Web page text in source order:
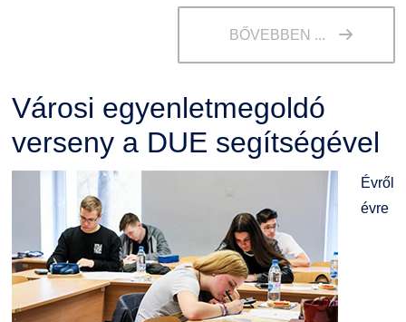
BŐVEBBEN ...
Városi egyenletmegoldó
verseny a DUE segítségével
Évről
évre